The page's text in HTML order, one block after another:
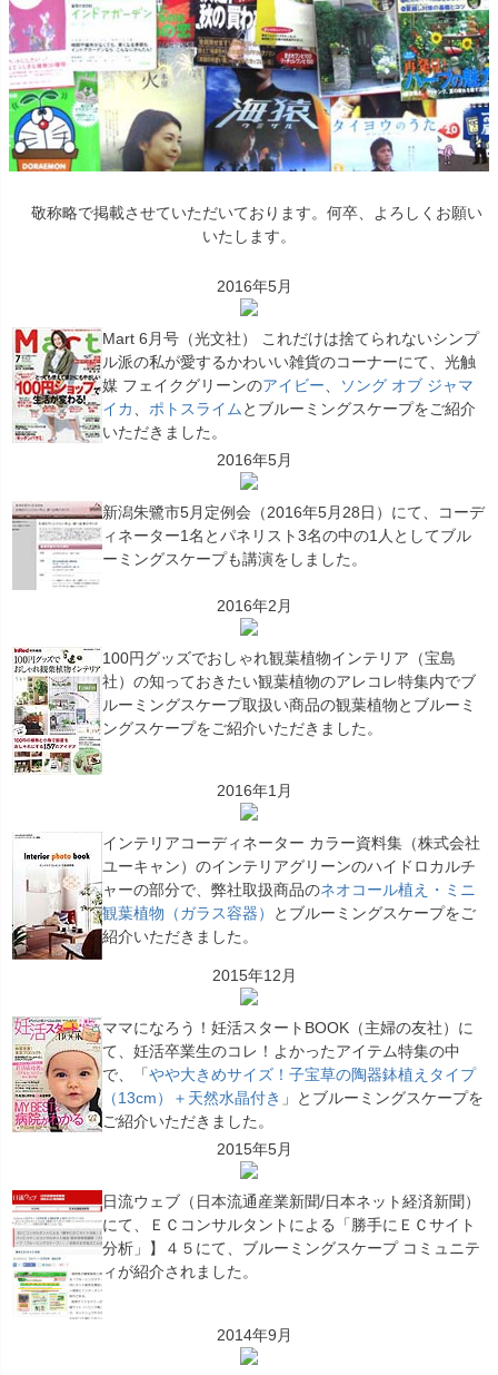
敬称略で掲載させていただいております。何卒、よろしくお願い
いたします。
2016年5月
Mart 6月号（光文社） これだけは捨てられないシンプ
ル派の私が愛するかわいい雑貨のコーナーにて、光触
媒 フェイクグリーンのアイビー
ソング オブ ジャマ
イカ
ポトスライム とブルーミングスケープをご紹介
いただきました。
2016年5月
新潟朱鷺市5月定例会（2016年5月28日）にて、コーデ
ィネーター1名とパネリスト3名の中の1人としてブル
ーミングスケープも講演をしました。
2016年2月
100円グッズでおしゃれ観葉植物インテリア（宝島
社）の知っておきたい観葉植物のアレコレ特集内でブ
ルーミングスケープ取扱い商品の観葉植物とブルーミ
ングスケープをご紹介いただきました。
2016年1月
インテリアコーディネーター カラー資料集（株式会社
ユーキャン）のインテリアグリーンのハイドロカルチ
ャーの部分で、弊社取扱商品のネオコール植え・ミニ
観葉植物（ガラス容器）
とブルーミングスケープをご
紹介いただきました。
2015年12月
ママになろう！妊活スタートBOOK（主婦の友社）に
て、妊活卒業生のコレ！よかったアイテム特集の中
で、「やや大きめサイズ！子宝草の陶器鉢植えタイプ
（13cm）＋天然水晶付き 」とブルーミングスケープを
ご紹介いただきました。
2015年5月
日流ウェブ（日本流通産業新聞/日本ネット経済新聞）
にて、ＥＣコンサルタントによる「勝手にＥＣサイト
分析」】４５にて、ブルーミングスケープ コミュニテ
ィが紹介されました。
2014年9月